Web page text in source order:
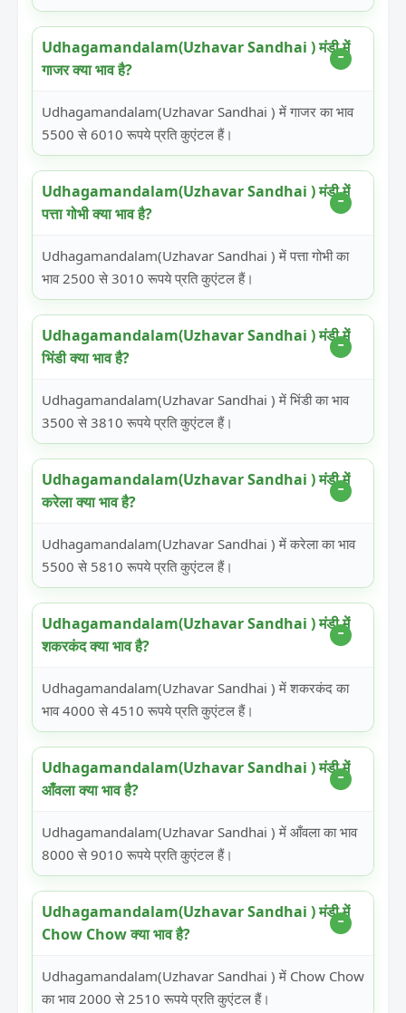
Udhagamandalam(Uzhavar Sandhai ) मंडी में
गाजर क्या भाव है?
Udhagamandalam(Uzhavar Sandhai ) में गाजर का भाव
5500 से 6010 रूपये प्रति कुएंटल हैं।
Udhagamandalam(Uzhavar Sandhai ) मंडी में
पत्ता गोभी क्या भाव है?
Udhagamandalam(Uzhavar Sandhai ) में पत्ता गोभी का
भाव 2500 से 3010 रूपये प्रति कुएंटल हैं।
Udhagamandalam(Uzhavar Sandhai ) मंडी में
भिंडी क्या भाव है?
Udhagamandalam(Uzhavar Sandhai ) में भिंडी का भाव
3500 से 3810 रूपये प्रति कुएंटल हैं।
Udhagamandalam(Uzhavar Sandhai ) मंडी में
करेला क्या भाव है?
Udhagamandalam(Uzhavar Sandhai ) में करेला का भाव
5500 से 5810 रूपये प्रति कुएंटल हैं।
Udhagamandalam(Uzhavar Sandhai ) मंडी में
शकरकंद क्या भाव है?
Udhagamandalam(Uzhavar Sandhai ) में शकरकंद का
भाव 4000 से 4510 रूपये प्रति कुएंटल हैं।
Udhagamandalam(Uzhavar Sandhai ) मंडी में
आँवला क्या भाव है?
Udhagamandalam(Uzhavar Sandhai ) में आँवला का भाव
8000 से 9010 रूपये प्रति कुएंटल हैं।
Udhagamandalam(Uzhavar Sandhai ) मंडी में
Chow Chow क्या भाव है?
Udhagamandalam(Uzhavar Sandhai ) में Chow Chow
का भाव 2000 से 2510 रूपये प्रति कुएंटल हैं।